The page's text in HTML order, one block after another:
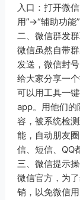
入口：打开微
用”→“辅助功能
二、微信群发
微信虽然自带
发送，微信封
给大家分享一
可以用工具一
app。用他们的
容，被系统检
能，自动朋友
信、短信、QQ
三、微信提示
微信官方，为
销，以免微信